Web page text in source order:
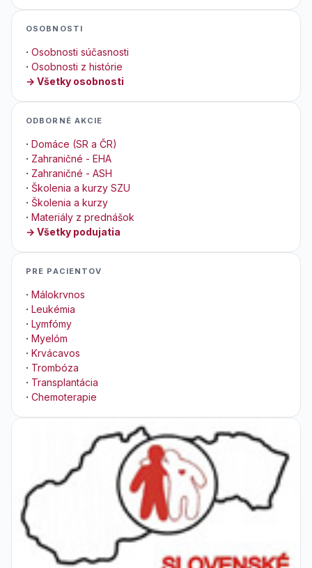
OSOBNOSTI
· Osobnosti súčasnosti
· Osobnosti z histórie
→ Všetky osobnosti
ODBORNÉ AKCIE
· Domáce (SR a ČR)
· Zahraničné - EHA
· Zahraničné - ASH
· Školenia a kurzy SZU
· Školenia a kurzy
· Materiály z prednášok
→ Všetky podujatia
PRE PACIENTOV
· Málokrvnos
· Leukémia
· Lymfómy
· Myelóm
· Krvácavos
· Trombóza
· Transplantácia
· Chemoterapie